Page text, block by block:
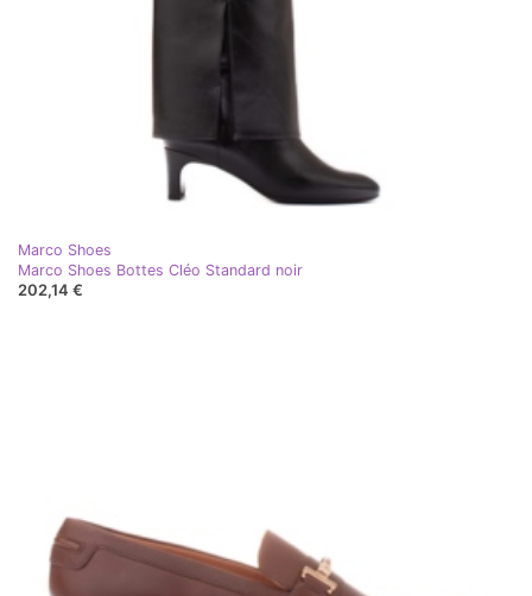
Marco Shoes
Marco Shoes Bottes Cléo Standard noir
202,14 €